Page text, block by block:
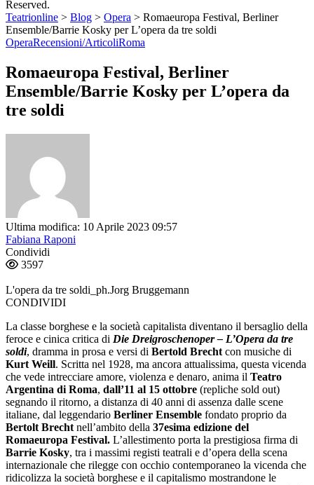
Reserved.
Teatrionline > Blog > Opera > Romaeuropa Festival, Berliner
Ensemble/Barrie Kosky per L’opera da tre soldi
OperaRecensioni/ArticoliRoma
Romaeuropa Festival, Berliner
Ensemble/Barrie Kosky per L’opera da
tre soldi
Ultima modifica: 10 Aprile 2023 09:57
Fabiana Raponi
Condividi
3597
L'opera da tre soldi_ph.Jorg Bruggemann
CONDIVIDI
La classe borghese e la società capitalista diventano il bersaglio della
feroce e cinica critica di Die Dreigroschenoper – L’Opera da tre
soldi, dramma in prosa e versi di Bertold Brecht con musiche di
Kurt Weill. Scritta nel 1928, ma ancora attualissima, questa vicenda
che vede intrecciare amore, violenza e denaro, anima il Teatro
Argentina di Roma, dall’11 al 15 ottobre (repliche sold out)
segnando il ritorno, a distanza di 40 anni di assenza dalle scene
italiane, dal leggendario Berliner Ensemble fondato proprio da
Bertolt Brecht nell’ambito della 37esima edizione del
Romaeuropa Festival. L’allestimento porta la prestigiosa firma di
Barrie Kosky, tra i massimi registi teatrali e d’opera della scena
internazionale che rilegge con occhio contemporaneo la vicenda che
ridicolizza la società borghese e il capitalismo mostrandone le